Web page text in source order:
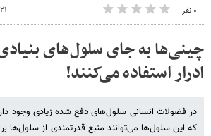
۰ نفر ۲۱ آذر ۱۳۹۱ - ۱۰:۴۳
چینی‌ها به جای سلول‌های
ادرار استفاده می‌کنند!
در فضولات انسانی سلول‌های دفع شده زیادی وجود
که این سلول‌ها می‌توانند منبع قدرتمندی از سلول‌ها